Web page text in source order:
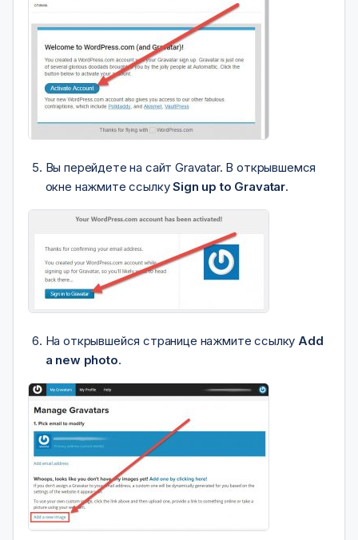
Вы перейдете на сайт Gravatar. В открывшемся
окне нажмите ссылкуSign up to Gravatar.
На открывшейся странице нажмите ссылку Add
a new photo.